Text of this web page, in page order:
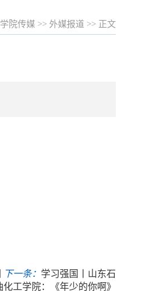
学院传媒 >> 外媒报道 >> 正文
下一条： 学习强国丨山东石
化工学院：《年少的你啊》